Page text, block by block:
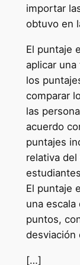
importar
obtuvo en
El puntaje
aplicar
los
comparar
las
acuerdo
puntajes
relativa
El puntaje
una
puntos,
desviación
[…]